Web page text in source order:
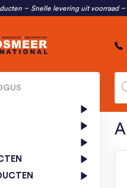
Snelle levering uit voorraad